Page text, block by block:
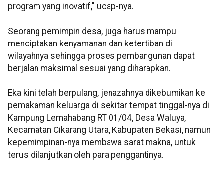
program yang inovatif," ucap-nya.
Seorang pemimpin desa, juga harus mampu
menciptakan kenyamanan dan ketertiban di
wilayahnya sehingga proses pembangunan dapat
berjalan maksimal sesuai yang diharapkan.
Eka kini telah berpulang, jenazahnya dikebumikan ke
pemakaman keluarga di sekitar tempat tinggal-nya di
Kampung Lemahabang RT 01/04, Desa Waluya,
Kecamatan Cikarang Utara, Kabupaten Bekasi, namun
kepemimpinan-nya membawa sarat makna, untuk
terus dilanjutkan oleh para penggantinya.